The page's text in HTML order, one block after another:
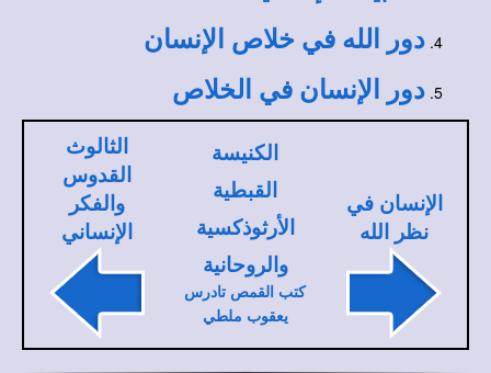
دور الله في خلاص الإنسان
دور الإنسان في الخلاص
الإنسان في
نظر الله
الكنيسة
القبطية
الأرثوذكسية
والروحانية
كتب القمص تادرس
يعقوب ملطي
الثالوث
القدوس
والفكر
الإنساني